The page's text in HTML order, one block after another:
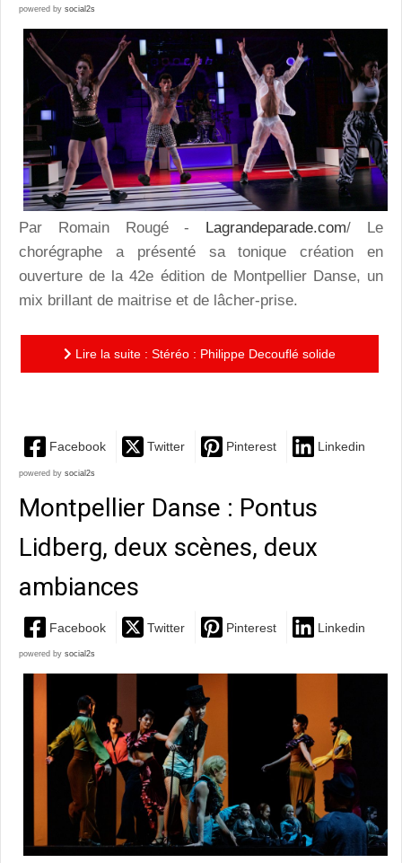
powered by social2s
Par Romain Rougé - Lagrandeparade.com/ Le
chorégraphe a présenté sa tonique création en
ouverture de la 42e édition de Montpellier Danse, un
mix brillant de maitrise et de lâcher-prise.
Lire la suite : Stéréo : Philippe Decouflé solide
Facebook Twitter Pinterest Linkedin
powered by social2s
Montpellier Danse : Pontus
Lidberg, deux scènes, deux
ambiances
Facebook Twitter Pinterest Linkedin
powered by social2s